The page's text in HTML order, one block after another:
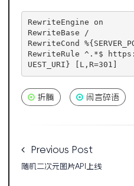
RewriteEngine on
RewriteBase /
RewriteCond
RewriteRule ^.*$ https://
UEST_URI} [L,R=301]
折腾 闲言碎语
Previous Post
随机二次元图片API上线